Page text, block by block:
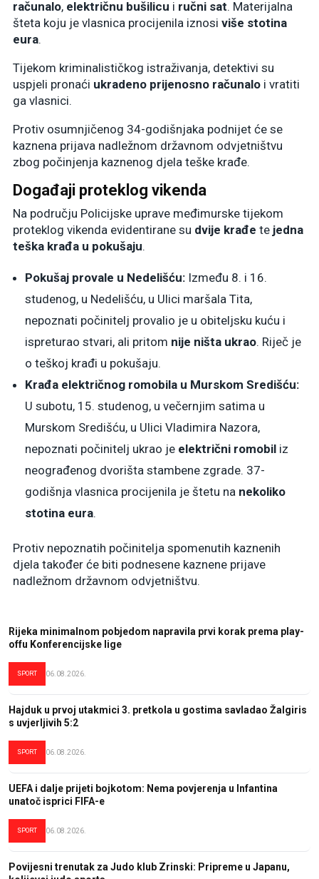
računalo, električnu bušilicu i ručni sat. Materijalna
šteta koju je vlasnica procijenila iznosi više stotina
eura.
Tijekom kriminalističkog istraživanja, detektivi su
uspjeli pronaći ukradeno prijenosno računalo i vratiti
ga vlasnici.
Protiv osumnjičenog 34-godišnjaka podnijet će se
kaznena prijava nadležnom državnom odvjetništvu
zbog počinjenja kaznenog djela teške krađe.
Događaji proteklog vikenda
Na području Policijske uprave međimurske tijekom
proteklog vikenda evidentirane su dvije krađe te jedna
teška krađa u pokušaju.
Pokušaj provale u Nedelišću: Između 8. i 16.
studenog, u Nedelišću, u Ulici maršala Tita,
nepoznati počinitelj provalio je u obiteljsku kuću i
ispreturao stvari, ali pritom nije ništa ukrao. Riječ je
o teškoj krađi u pokušaju.
Krađa električnog romobila u Murskom Središću:
U subotu, 15. studenog, u večernjim satima u
Murskom Središću, u Ulici Vladimira Nazora,
nepoznati počinitelj ukrao je električni romobil iz
neograđenog dvorišta stambene zgrade. 37-
godišnja vlasnica procijenila je štetu na nekoliko
stotina eura.
Protiv nepoznatih počinitelja spomenutih kaznenih
djela također će biti podnesene kaznene prijave
nadležnom državnom odvjetništvu.
Rijeka minimalnom pobjedom napravila prvi korak prema play-
offu Konferencijske lige
SPORT 06.08.2026.
Hajduk u prvoj utakmici 3. pretkola u gostima savladao Žalgiris
s uvjerljivih 5:2
SPORT 06.08.2026.
UEFA i dalje prijeti bojkotom: Nema povjerenja u Infantina
unatoč isprici FIFA-e
SPORT 06.08.2026.
Povijesni trenutak za Judo klub Zrinski: Pripreme u Japanu,